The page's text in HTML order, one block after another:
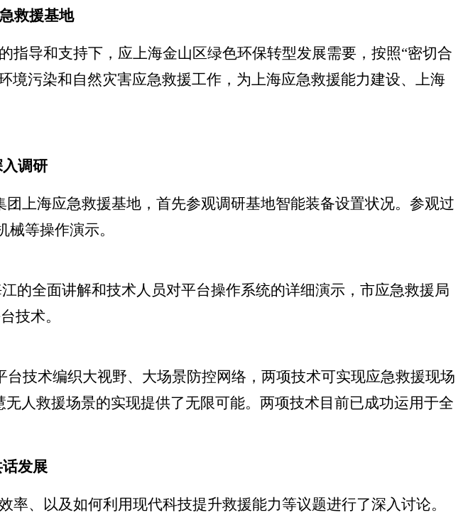
救援基地
指导和支持下，应上海金山区绿色环保转型发展需要，按照“密切合
境污染和自然灾害应急救援工作，为上海应急救援能力建设、上海
调研
上海应急救援基地，首先参观调研基地智能装备设置状况。参观过
等操作演示。
的全面讲解和技术人员对平台操作系统的详细演示，市应急救援局
技术。
技术编织大视野、大场景防控网络，两项技术可实现应急救援现场
人救援场景的实现提供了无限可能。两项技术目前已成功运用于全
发展
、以及如何利用现代科技提升救援能力等议题进行了深入讨论。